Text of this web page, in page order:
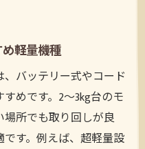
軽量機種
バッテリー式やコード
めです。2～3kg台のモ
所でも取り回しが良
す。例えば、超軽量設